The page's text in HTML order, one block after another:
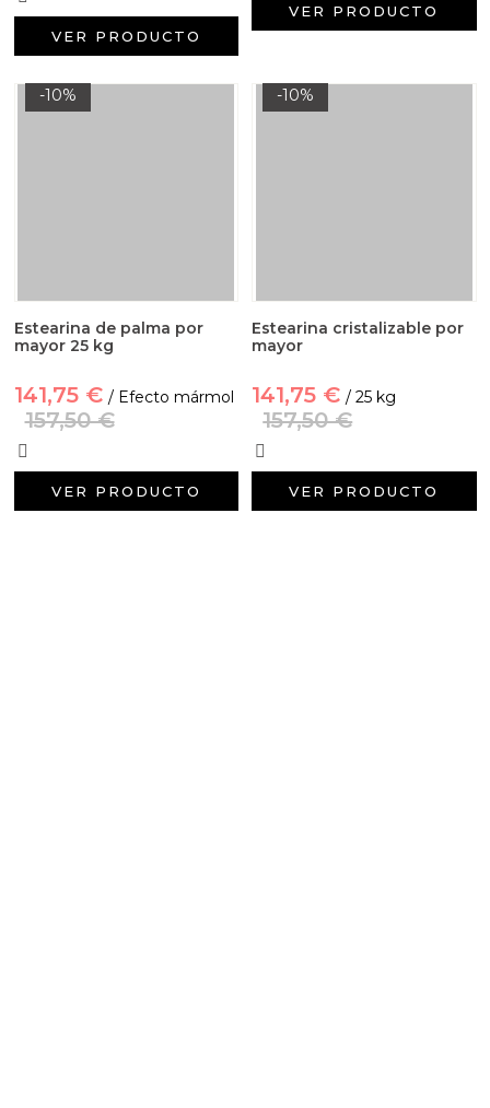
VER PRODUCTO
VER PRODUCTO
-10%
Estearina de palma por
mayor 25 kg
141,75 € / Efecto mármol
157,50 €
VER PRODUCTO
-10%
Estearina cristalizable por
mayor
141,75 € / 25 kg
157,50 €
VER PRODUCTO